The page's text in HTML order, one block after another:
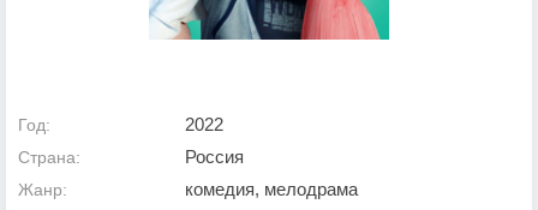
Год: 2022
Страна: Россия
Жанр: комедия, мелодрама